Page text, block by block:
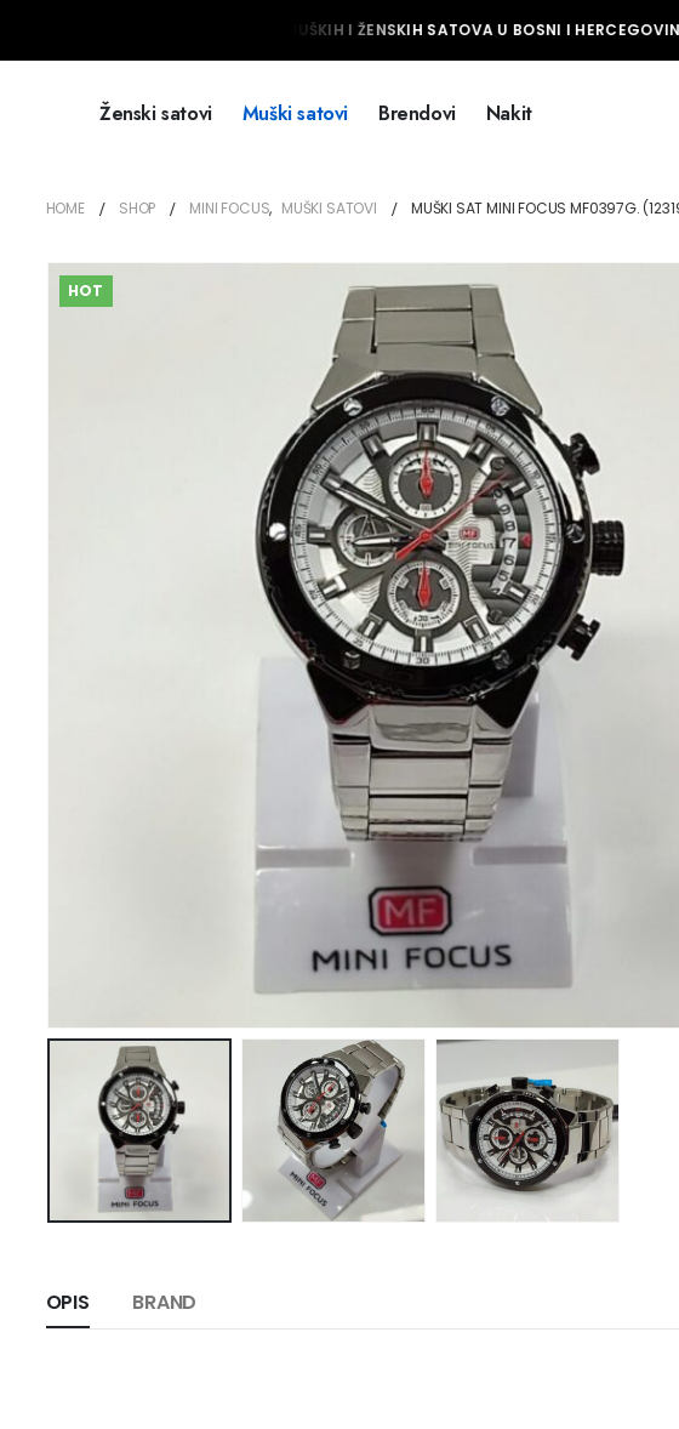
NAJVEĆI IZBOR MUŠKIH I ŽENSKIH SATOVA U BOSNI I
Ženski satovi Muški satovi Brendovi Nakit
HOME SHOP MINI FOCUS, MUŠKI SATOVI MUŠKI SAT MINI FOCUS MF0397G.
HOT
OPIS BRAND